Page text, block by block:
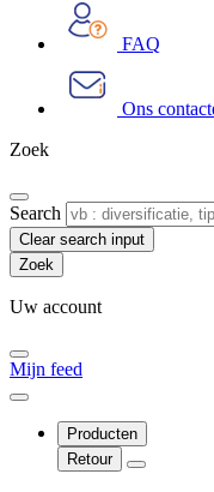
FAQ
Ons
Zoek
Search
Clear search input
Uw account
Mijn feed
Producten
Retour